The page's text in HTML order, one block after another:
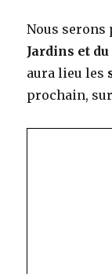
Nous serons
Jardins et
aura lieu les
prochain, sur